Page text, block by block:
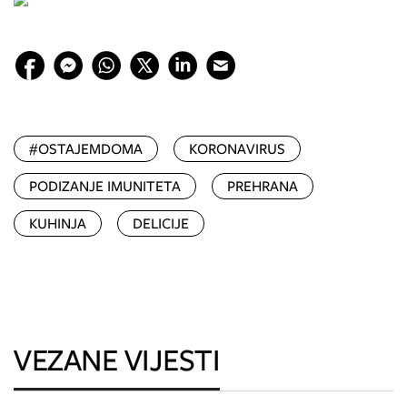
#OSTAJEMDOMA
KORONAVIRUS
PODIZANJE IMUNITETA
PREHRANA
KUHINJA
DELICIJE
VEZANE VIJESTI